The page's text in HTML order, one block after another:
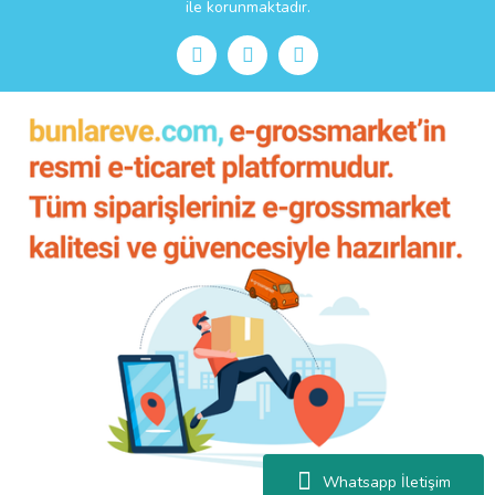
Whatsapp İletişim
ile korunmaktadır.